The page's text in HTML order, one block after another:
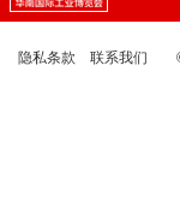
隐私条款 联系我们 ©